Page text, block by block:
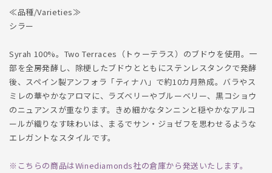
≪品種/Varieties≫
シラー
Syrah 100%。Two Terraces（トゥーテラス）のブドウを使用。一
部を全房発酵し、除梗したブドウとともにステンレスタンクで発酵
後、スペイン製アンフォラ「ティナハ」で約10カ月熟成。バラやス
ミレの華やかなアロマに、ラズベリーやブルーベリー、黒コショウ
のニュアンスが重なります。きめ細かなタンニンと穏やかなアルコ
ールが織りなす味わいは、まるでサン・ジョゼフを思わせるような
エレガントなスタイルです。
※こちらの商品はWinediamonds社の倉庫から発送いたします。